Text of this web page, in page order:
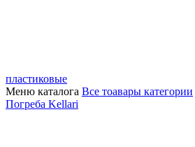
пластиковые
Меню каталога Все тоавары категории
Погреба Kellari